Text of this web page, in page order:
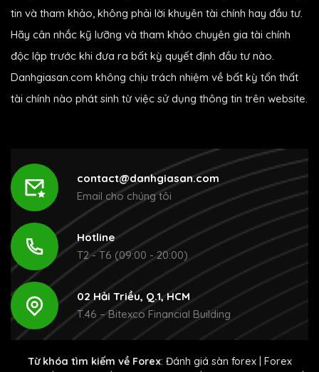
tin và tham khảo, không phải lời khuyên tài chính hay đầu tư.
Hãy cân nhắc kỹ lưỡng và tham khảo chuyên gia tài chính
độc lập trước khi đưa ra bất kỳ quyết định đầu tư nào.
Danhgiasan.com không chịu trách nhiệm về bất kỳ tổn thất
tài chính nào phát sinh từ việc sử dụng thông tin trên website.
contact@danhgiasan.com
Email cho chúng tôi
Hotline
T2 - T6 (09:00 - 20:00)
02 Hải Triều, Q.1, HCM
T.46 – Bitexco Financial Building
Từ khóa tìm kiếm về Forex: Đánh giá sàn forex| Forex